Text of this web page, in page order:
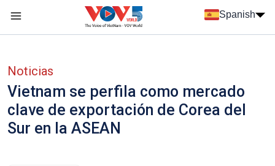
Spanish
Noticias
Vietnam se perfila como mercado
clave de exportación de Corea del
Sur en la ASEAN